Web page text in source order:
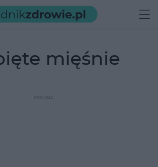
mięśnie